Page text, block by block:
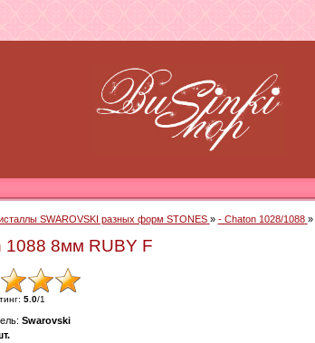
SWAROVSKI разных форм STONES » - Chaton 1028/1088 »
1088 8мм RUBY F
: 5.0/1
: Swarovski